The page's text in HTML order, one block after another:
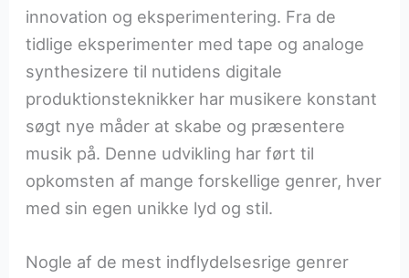
innovation og eksperimentering. Fra de
tidlige eksperimenter med tape og analoge
synthesizere til nutidens digitale
produktionsteknikker har musikere konstant
søgt nye måder at skabe og præsentere
musik på. Denne udvikling har ført til
opkomsten af mange forskellige genrer, hver
med sin egen unikke lyd og stil.
Nogle af de mest indflydelsesrige genrer